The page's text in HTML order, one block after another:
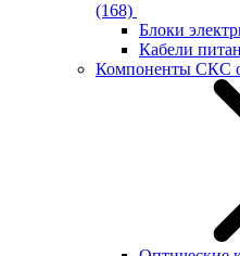
(168)
Блоки
Кабели
Компоненты СКС